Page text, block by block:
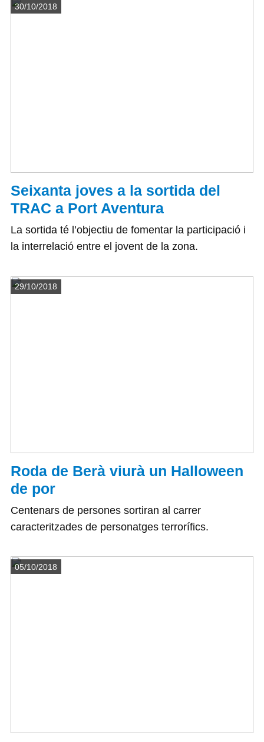
Seixanta joves a la sortida del
TRAC a Port Aventura
Detalls
30/10/2018
La sortida té l’objectiu de fomentar la participació i
la interrelació entre el jovent de la zona.
Roda de Berà viurà un Halloween
de por
Detalls
29/10/2018
Centenars de persones sortiran al carrer
caracteritzades de personatges terrorífics.
Detalls
05/10/2018